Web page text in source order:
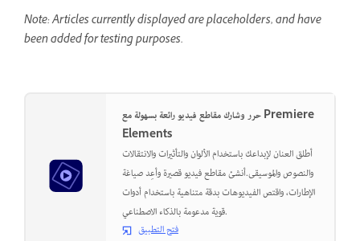
Note: Articles currently displayed are placeholders, and have
been added for testing purposes.
حرر وشارك مقاطع فيديو رائعة بسهولة مع Premiere
Elements
أطلق العنان لإبداعك باستخدام الألوان والتأثيرات والانتقالات
والنصوص والموسيقى.أنشئ مقاطع فيديو قصيرة وأعِد صياغة
الإطارات، واقتص الفيديوهات بدقة متناهية باستخدام أدوات
قوية مدعومة بالذكاء الاصطناعي.
فتح التطبيق